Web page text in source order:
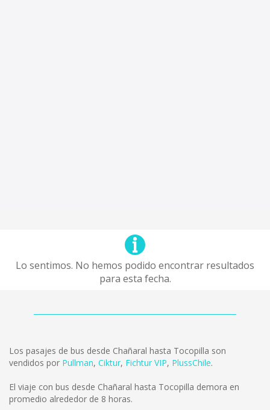
Lo sentimos. No hemos podido encontrar resultados
para esta fecha.
Los pasajes de bus desde Chañaral hasta Tocopilla son
vendidos por Pullman, Ciktur, Fichtur VIP, PlussChile.
El viaje con bus desde Chañaral hasta Tocopilla demora en
promedio alrededor de 8 horas.